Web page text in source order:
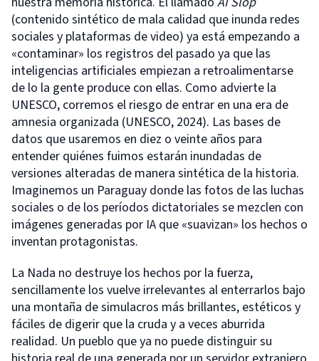
(contenido sintético de mala calidad que inunda redes
sociales y plataformas de video) ya está empezando a
«contaminar» los registros del pasado ya que las
inteligencias artificiales empiezan a retroalimentarse
de lo la gente produce con ellas. Como advierte la
UNESCO, corremos el riesgo de entrar en una era de
amnesia organizada (UNESCO, 2024). Las bases de
datos que usaremos en diez o veinte años para
entender quiénes fuimos estarán inundadas de
versiones alteradas de manera sintética de la historia.
Imaginemos un Paraguay donde las fotos de las luchas
sociales o de los períodos dictatoriales se mezclen con
imágenes generadas por IA que «suavizan» los hechos o
inventan protagonistas.
La Nada no destruye los hechos por la fuerza,
sencillamente los vuelve irrelevantes al enterrarlos bajo
una montaña de simulacros más brillantes, estéticos y
fáciles de digerir que la cruda y a veces aburrida
realidad. Un pueblo que ya no puede distinguir su